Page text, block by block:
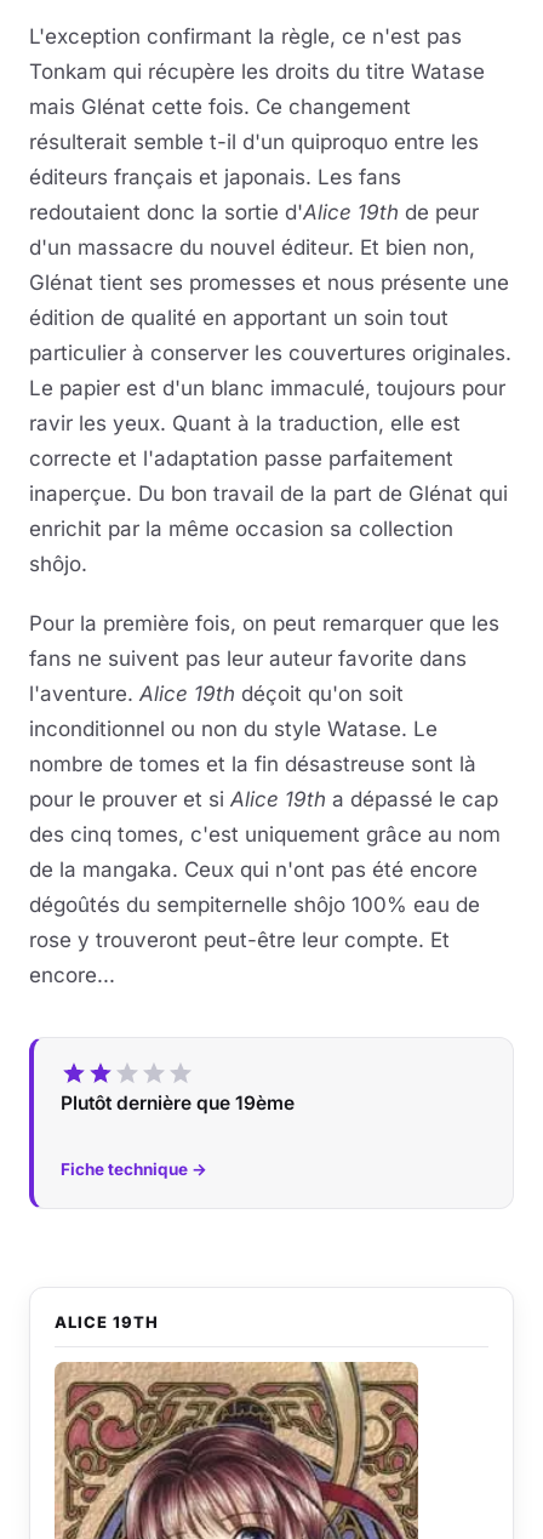
L'exception confirmant la règle, ce n'est pas
Tonkam qui récupère les droits du titre Watase
mais Glénat cette fois. Ce changement
résulterait semble t-il d'un quiproquo entre les
éditeurs français et japonais. Les fans
redoutaient donc la sortie d'Alice 19th de peur
d'un massacre du nouvel éditeur. Et bien non,
Glénat tient ses promesses et nous présente une
édition de qualité en apportant un soin tout
particulier à conserver les couvertures originales.
Le papier est d'un blanc immaculé, toujours pour
ravir les yeux. Quant à la traduction, elle est
correcte et l'adaptation passe parfaitement
inaperçue. Du bon travail de la part de Glénat qui
enrichit par la même occasion sa collection
shôjo.
Pour la première fois, on peut remarquer que les
fans ne suivent pas leur auteur favorite dans
l'aventure. Alice 19th déçoit qu'on soit
inconditionnel ou non du style Watase. Le
nombre de tomes et la fin désastreuse sont là
pour le prouver et si Alice 19th a dépassé le cap
des cinq tomes, c'est uniquement grâce au nom
de la mangaka. Ceux qui n'ont pas été encore
dégoûtés du sempiternelle shôjo 100% eau de
rose y trouveront peut-être leur compte. Et
encore...
Plutôt dernière que 19ème
Fiche technique →
ALICE 19TH